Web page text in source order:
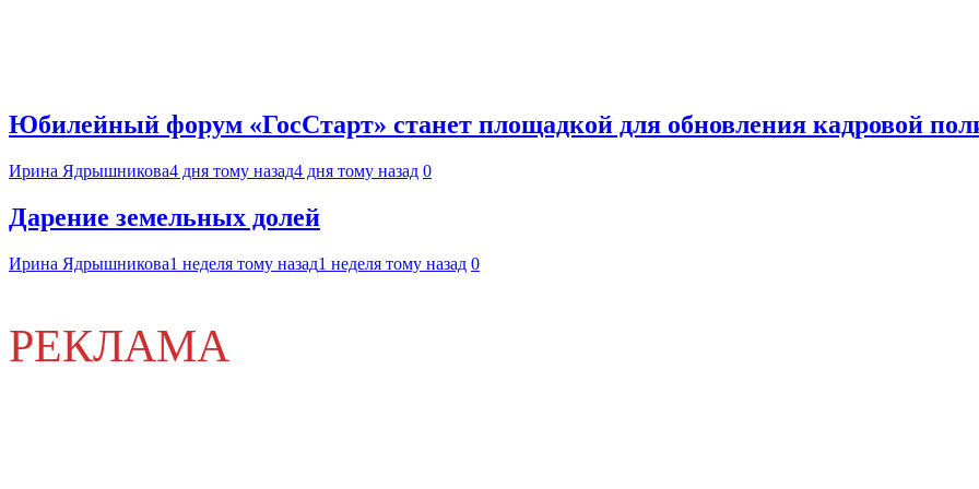
Юбилейный форум «ГосСтарт» станет площадкой для обновления кадровой
Ирина Ядрышникова4 дня тому назад4 дня тому назад 0
Дарение земельных долей
Ирина Ядрышникова1 неделя тому назад1 неделя тому назад 0
РЕКЛАМА